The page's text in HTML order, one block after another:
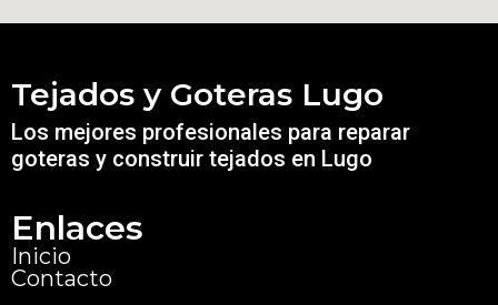
Tejados y Goteras Lugo
Los mejores profesionales para reparar
goteras y construir tejados en Lugo
Enlaces
Inicio
Contacto